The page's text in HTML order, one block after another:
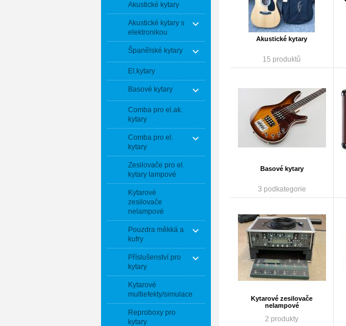
Akustické kytary
Akustické kytary s
elektronikou
Španělské kytary
El.kytary
Basové kytary
Comba pro el.ak.
kytary
Comba pro el.
kytary
Zesilovače pro el.
kytary lampové
Kytarové
zesilovače
nelampové
Pouzdra měkká a
kufry
Příslušenství pro
kytary
Kytarové
multiefekty/simulace
Reproboxy pro
kytary
Akustické kytary
15 produktů
Basové kytary
3 podkategorie
Kytarové zesilovače
nelampové
2 produkty